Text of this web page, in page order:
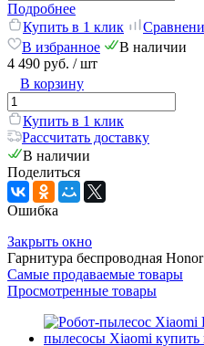
Подробнее
Купить в 1 клик
В избранное
В наличии
4 490 руб. / шт
В корзину
Купить в 1 клик
Рассчитать доставку
В наличии
Поделиться
Ошибка
Закрыть окно
Гарнитура беспроводная
Самые продаваемые товары
Просмотренные товары